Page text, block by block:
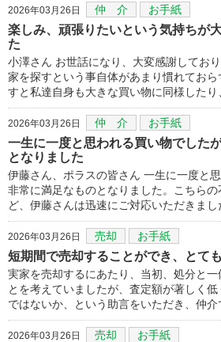
2026年03月26日 仲 介 お手紙
楽しみ、頑張りたいという気持ちが
た
小澤さん お世話になり、大変感謝しており
家を探すという事自体があまり慣れてお
すと私達自身も大きな買い物に同様したり
2026年03月26日 仲 介 お手紙
一生に一度と思われる買い物でした
となりました
伊藤さん、ポラスの皆さん 一生に一度と
非常に満足なものとなりました。こちら
ど、伊藤さんは迅速にご対応いただきまし
2026年03月26日 売却 お手紙
短期間で売却することができ、とて
実家を売却するにあたり、当初、処分と一
とを考えていましたが、査定額が著しく
ではないか、という助言をいただき、仲介
2026年03月26日 売却 お手紙